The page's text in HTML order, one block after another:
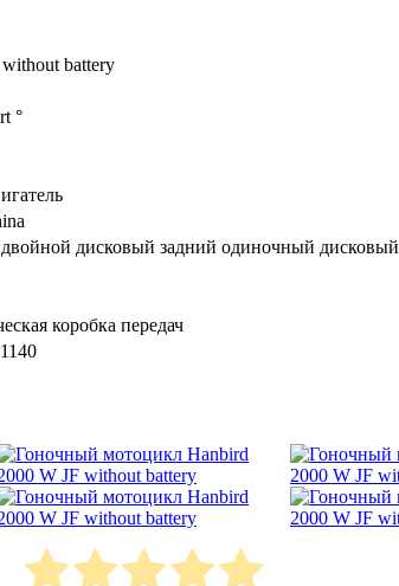
battery
°
дисковый задний одиночный дисковый
коробка передач